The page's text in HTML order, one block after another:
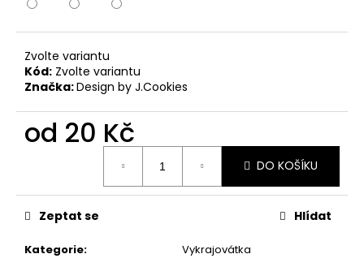
Zvolte variantu
Kód: Zvolte variantu
Značka:Design by J.Cookies
od 20 Kč
DO KOŠÍKU
Kategorie: Vykrajovátka
Zeptat se Hlídat
D
o
p
o
č
u
m
e
VYKRAJOVÁTKA